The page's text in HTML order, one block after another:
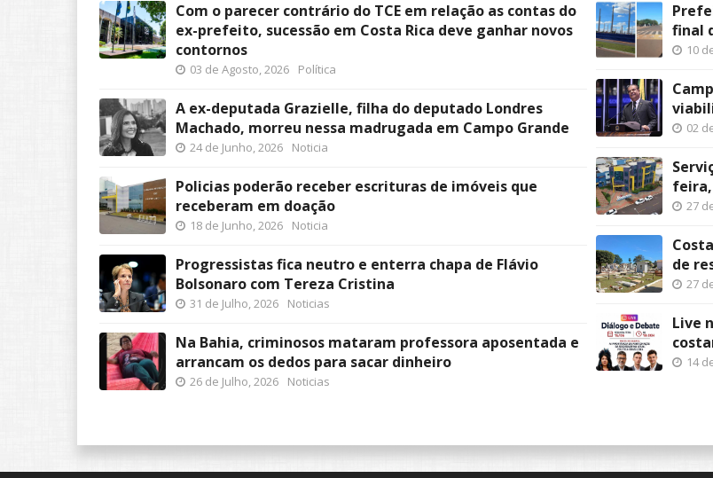
Com o parecer contrário do TCE em relação as contas do
ex-prefeito, sucessão em Costa Rica deve ganhar novos
contornos
03 de Agosto, 2026 Política
A ex-deputada Grazielle, filha do deputado Londres
Machado, morreu nessa madrugada em Campo Grande
24 de Junho, 2026 Noticia
Policias poderão receber escrituras de imóveis que
receberam em doação
18 de Junho, 2026 Noticia
Progressistas fica neutro e enterra chapa de Flávio
Bolsonaro com Tereza Cristina
31 de Julho, 2026 Noticias
Na Bahia, criminosos mataram professora aposentada e
arrancam os dedos para sacar dinheiro
26 de Julho, 2026 Noticias
final
10
02
feira,
27
de
27
Live
14